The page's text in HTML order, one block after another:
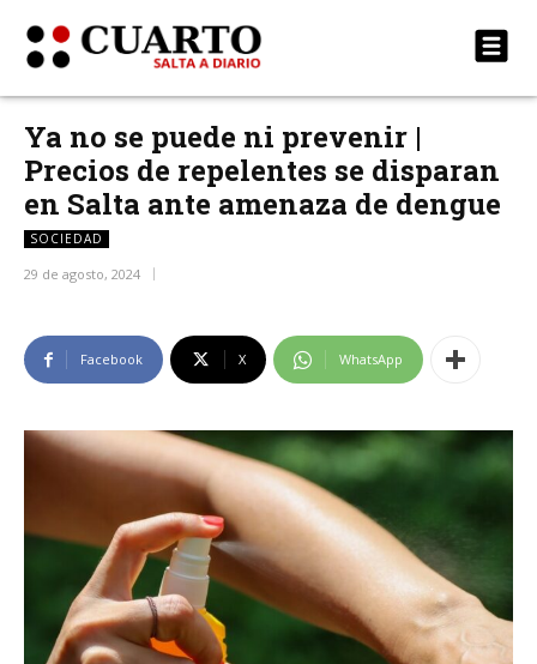
Ya no se puede ni prevenir |
Precios de repelentes se disparan
en Salta ante amenaza de dengue
SOCIEDAD
29 de agosto, 2024
Facebook X WhatsApp